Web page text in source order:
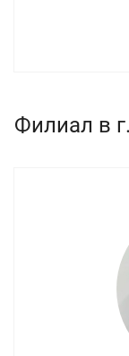
Филиал в